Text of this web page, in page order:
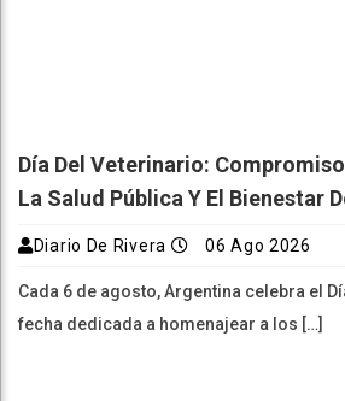
Día Del Veterinario:
La Salud Pública Y El Bienestar
Diario De Rivera 06 Ago 2026
Cada 6 de agosto, Argentina celebra el
fecha dedicada a homenajear a los […]